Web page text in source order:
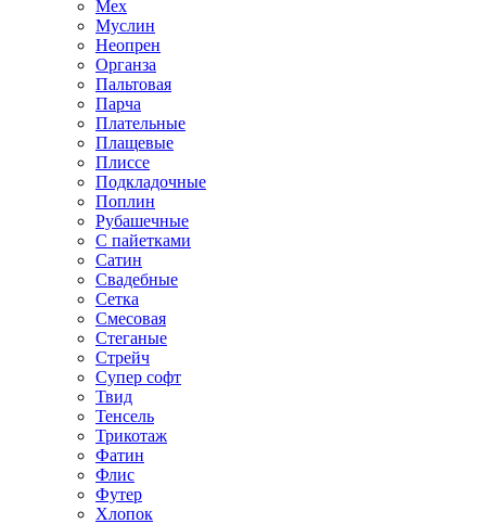
Мех
Муслин
Неопрен
Органза
Пальтовая
Парча
Плательные
Плащевые
Плиссе
Подкладочные
Поплин
Рубашечные
С пайетками
Сатин
Свадебные
Сетка
Смесовая
Стеганые
Стрейч
Супер софт
Твид
Тенсель
Трикотаж
Фатин
Флис
Футер
Хлопок